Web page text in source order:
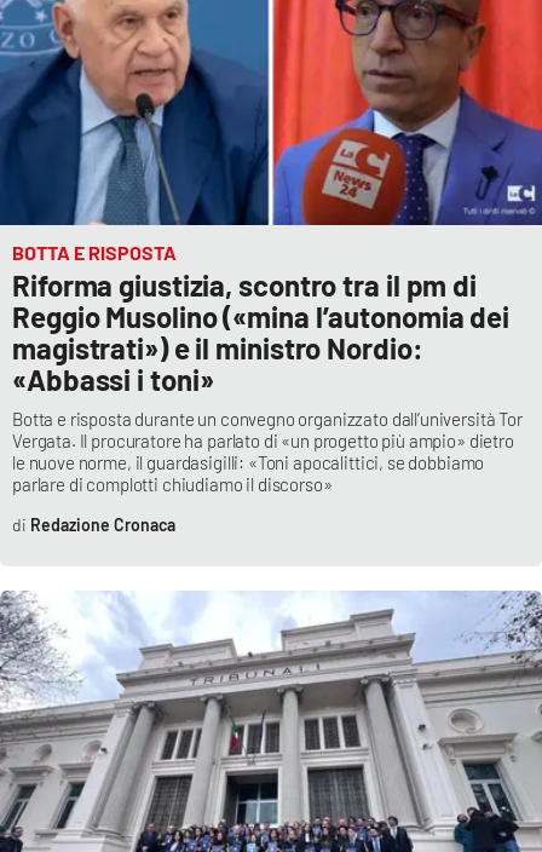
BOTTA E RISPOSTA
Riforma giustizia, scontro tra il pm di
Reggio Musolino («mina l’autonomia dei
magistrati») e il ministro Nordio:
«Abbassi i toni»
Botta e risposta durante un convegno organizzato dall’università Tor
Vergata. Il procuratore ha parlato di «un progetto più ampio» dietro
le nuove norme, il guardasigilli: «Toni apocalittici, se dobbiamo
parlare di complotti chiudiamo il discorso»
Redazione Cronaca